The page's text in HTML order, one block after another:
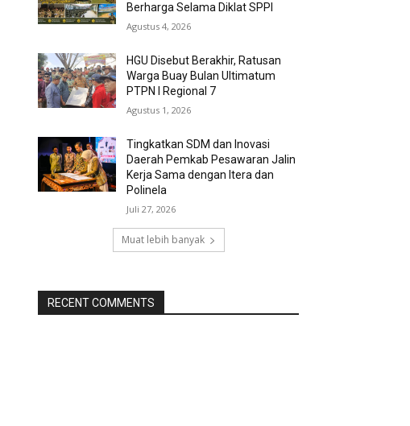
Berharga Selama Diklat SPPI
Agustus 4, 2026
HGU Disebut Berakhir, Ratusan
Warga Buay Bulan Ultimatum
PTPN I Regional 7
Agustus 1, 2026
Tingkatkan SDM dan Inovasi
Daerah Pemkab Pesawaran Jalin
Kerja Sama dengan Itera dan
Polinela
Juli 27, 2026
Muat lebih banyak
RECENT COMMENTS